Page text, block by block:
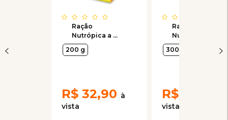
Ração
Nutrópica a
Base de Mel e
Ovos para
200 g
R$ 32,90
Ração
Nutrópica com
Frutas para
Agapornis
300 g
R$